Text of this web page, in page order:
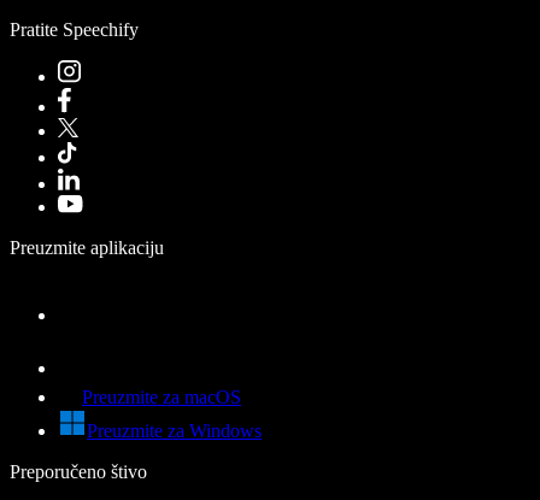
Pratite Speechify
Preuzmite aplikaciju
Preuzmite za macOS
Preuzmite za Windows
Preporučeno štivo